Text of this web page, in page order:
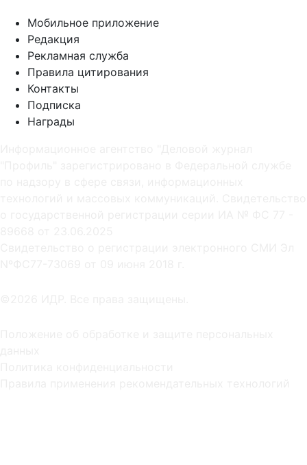
Мобильное приложение
Редакция
Рекламная служба
Правила цитирования
Контакты
Подписка
Награды